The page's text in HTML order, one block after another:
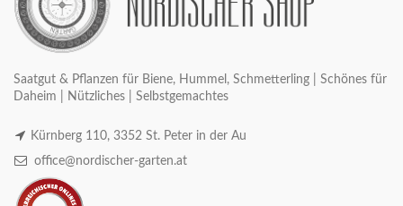
Saatgut & Pflanzen für Biene, Hummel, Schmetterling | Schönes für
Daheim | Nützliches | Selbstgemachtes
Kürnberg 110, 3352 St. Peter in der Au
office@nordischer-garten.at